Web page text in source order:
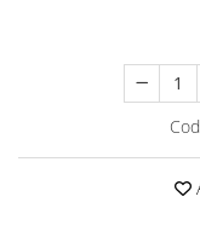
Console, Jocuri &
Electrocasnice &
Aspiratoare
Blendere & Tocatoare